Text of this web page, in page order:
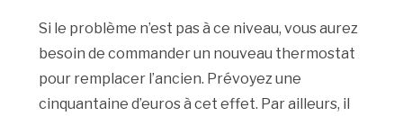
Si le problème n’est pas à ce niveau, vous aurez
besoin de commander un nouveau thermostat
pour remplacer l’ancien. Prévoyez une
cinquantaine d’euros à cet effet. Par ailleurs, il